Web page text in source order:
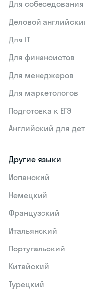
Для собеседования
Деловой
Для IT
Для финансистов
Для менеджеров
Для маркетологов
Подготовка к ЕГЭ
Английский для
Другие языки
Испанский
Немецкий
Французский
Итальянский
Португальский
Китайский
Турецкий